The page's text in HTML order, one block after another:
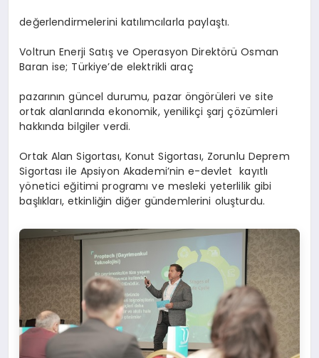
değerlendirmelerini katılımcılarla paylaştı.
Voltrun Enerji Satış ve Operasyon Direktörü Osman
Baran ise; Türkiye’de elektrikli araç
pazarının güncel durumu, pazar öngörüleri ve site
ortak alanlarında ekonomik, yenilikçi şarj çözümleri
hakkında bilgiler verdi.
Ortak Alan Sigortası, Konut Sigortası, Zorunlu Deprem
Sigortası ile Apsiyon Akademi’nin e-devlet kayıtlı
yönetici eğitimi programı ve mesleki yeterlilik gibi
başlıkları, etkinliğin diğer gündemlerini oluşturdu.